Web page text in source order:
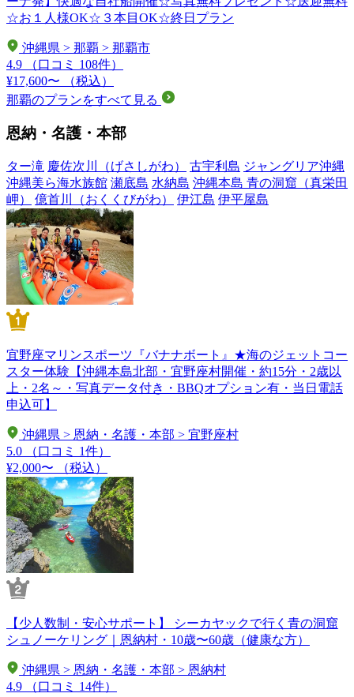
☆お１人様OK☆３本目OK☆終日プラン
沖縄県 > 那覇 > 那覇市
4.9
（口コミ 108件）
¥17,600〜
（税込）
那覇のプランをすべて見る
恩納・名護・本部
ター滝 慶佐次川（げさしがわ） 古宇利島 ジャングリア沖縄
沖縄美ら海水族館 瀬底島 水納島 沖縄本島 青の洞窟（真栄田
岬）
億首川（おくくびがわ） 伊江島 伊平屋島
宜野座マリンスポーツ『バナナボート』★海のジェットコー
スター体験【沖縄本島北部・宜野座村開催・約15分・2歳以
上・2名～・写真データ付き・BBQオプション有・当日電話
申込可】
沖縄県 > 恩納・名護・本部 > 宜野座村
5.0
（口コミ 1件）
¥2,000〜
（税込）
【少人数制・安心サポート】 シーカヤックで行く青の洞窟
シュノーケリング｜恩納村・10歳〜60歳（健康な方）
沖縄県 > 恩納・名護・本部 > 恩納村
4.9
（口コミ 14件）